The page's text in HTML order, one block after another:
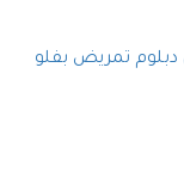
تمريض بفلو